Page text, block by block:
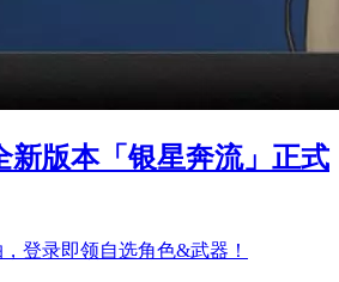
新版本「银星奔流」正式
登录即领自选角色&武器！